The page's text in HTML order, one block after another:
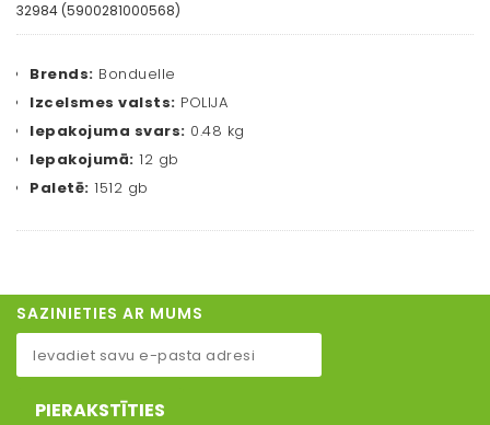
32984 (5900281000568)
Brends: Bonduelle
Izcelsmes valsts: POLIJA
Iepakojuma svars: 0.48 kg
Iepakojumā: 12 gb
Paletē: 1512 gb
SAZINIETIES AR MUMS
PIERAKSTĪTIES